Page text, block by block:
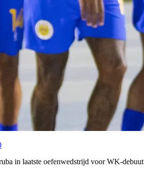
in laatste oefenwedstrijd voor WK-debuut